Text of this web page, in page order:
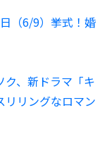
（6/9）挙式！婚
ク、新ドラマ「キ
リリングなロマン